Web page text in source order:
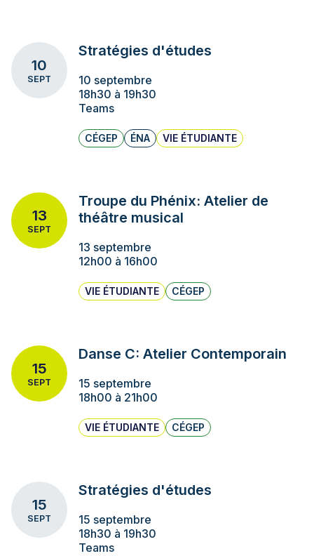
10
SEPT
Stratégies d'études
10 septembre
18h30 à 19h30
Teams
CÉGEP ÉNA VIE ÉTUDIANTE
13
SEPT
Troupe du Phénix: Atelier de
théâtre musical
13 septembre
12h00 à 16h00
VIE ÉTUDIANTE CÉGEP
15
SEPT
Danse C: Atelier Contemporain
15 septembre
18h00 à 21h00
VIE ÉTUDIANTE CÉGEP
15
SEPT
Stratégies d'études
15 septembre
18h30 à 19h30
Teams